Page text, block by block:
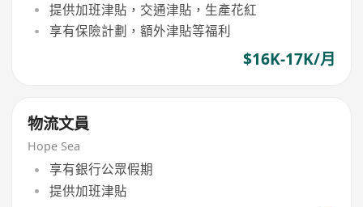
提供加班津貼，交通津貼，生產花紅
享有保險計劃，額外津貼等福利
$16K-17K/月
物流文員
Hope Sea
享有銀行公眾假期
提供加班津貼